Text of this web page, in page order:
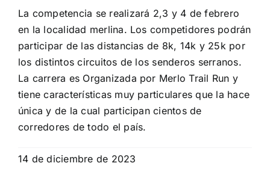
La competencia se realizará 2,3 y 4 de febrero
en la localidad merlina. Los competidores podrán
participar de las distancias de 8k, 14k y 25k por
los distintos circuitos de los senderos serranos.
La carrera es Organizada por Merlo Trail Run y
tiene características muy particulares que la hace
única y de la cual participan cientos de
corredores de todo el país.
14 de diciembre de 2023